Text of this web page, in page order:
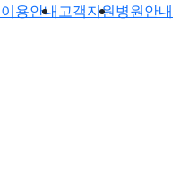
이용안내고객지원병원안내